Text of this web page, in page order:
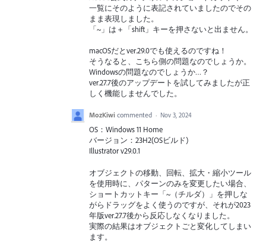
一覧にそのように表記されていましたのでその
まま表現しました。
「~」は＋「shift」キーを押さないと出ません。
macOSだとver.29.0でも使えるのですね！
そうなると、こちら側の問題なのでしょうか。
Windowsの問題なのでしょうか…？
ver.27.7後のアップデートを試してみましたが正
しく機能しませんでした。
MozKiwi commented · Nov 3, 2024
OS：Windows 11 Home
バージョン：23H2(OSビルド)
Illustrator v29.0.1
オブジェクトの移動、回転、拡大・縮小ツール
を使用時に、パターンのみを変更したい場合、
ショートカットキー「~（チルダ）」を押しな
がらドラッグをよく使うのですが、それが2023
年版ver.27.7後から反応しなくなりました。
実際の結果はオブジェクトごと変化してしまい
ます。